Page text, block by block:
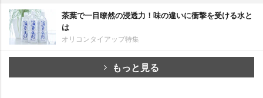
茶葉で一目瞭然の浸透力！味の違いに衝撃を受ける水と
は
オリコンタイアップ特集
もっと見る